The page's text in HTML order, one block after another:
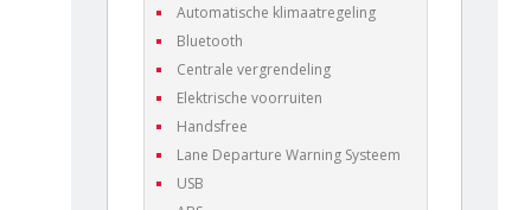
Automatische klimaatregeling
Bluetooth
Centrale vergrendeling
Elektrische voorruiten
Handsfree
Lane Departure Warning Systeem
USB